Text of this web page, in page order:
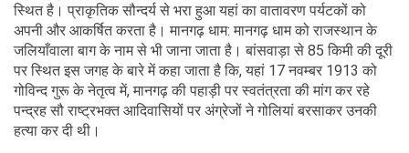
स्थित है। प्राकृतिक सौन्दर्य से भरा हुआ यहां का वातावरण पर्यटकों को
अपनी और आकर्षित करता है। मानगढ़ धाम: मानगढ़ धाम को राजस्थान के
जलियाँवाला बाग के नाम से भी जाना जाता है। बांसवाड़ा से 85 किमी की दूरी
पर स्थित इस जगह के बारे में कहा जाता है कि, यहां 17 नवम्बर 1913 को
गोविन्द गुरू के नेतृत्व में, मानगढ़ की पहाड़ी पर स्वतंत्रता की मांग कर रहे
पन्द्रह सौ राष्ट्रभक्त आदिवासियों पर अंग्रेजों ने गोलियां बरसाकर उनकी
हत्या कर दी थी।